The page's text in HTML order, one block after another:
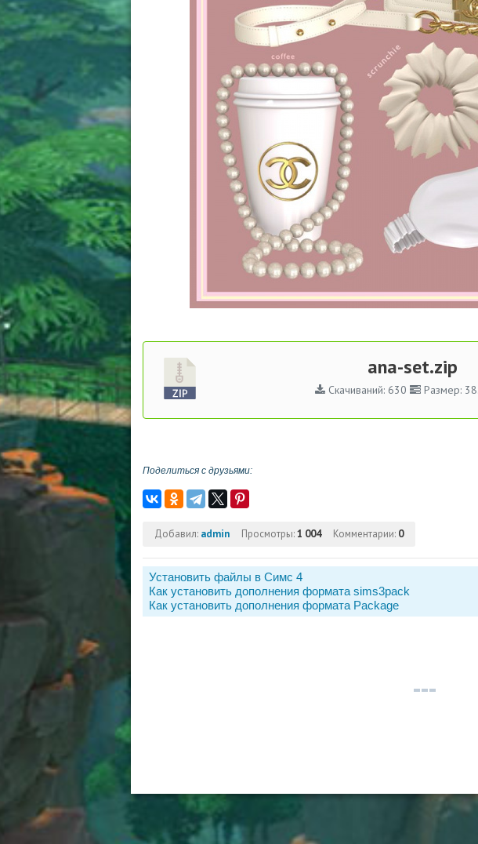
ana-set.zip
Скачиваний: 630 Размер:
Поделиться с друзьями:
Добавил: admin Просмотры:1 004 Комментарии: 0
Установить файлы в Симс 4
Как установить дополнения формата sims3pack
Как установить дополнения формата Package